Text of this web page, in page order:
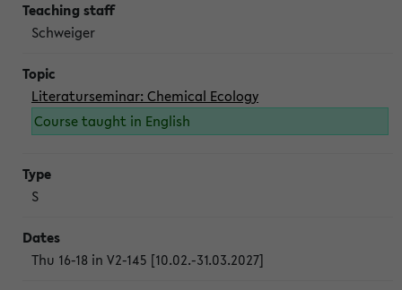
Schweiger
Literaturseminar: Chemical Ecology
Course taught in English
S
Thu 16-18 in V2-145 [10.02.-31.03.2027]